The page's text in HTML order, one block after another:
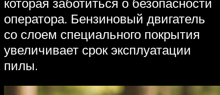
оператора. Бензиновый двигатель
со слоем специального покрытия
увеличивает срок эксплуатации
пилы.